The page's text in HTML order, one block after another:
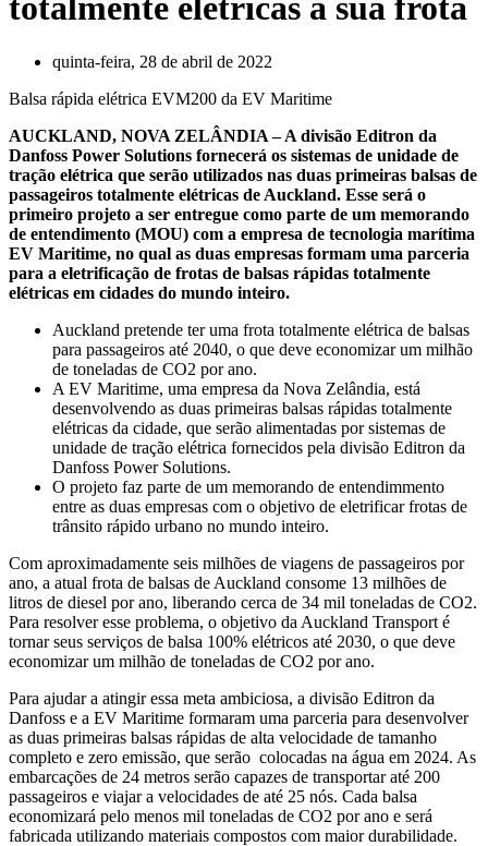
totalmente elétricas à sua frota
quinta-feira, 28 de abril de 2022
Balsa rápida elétrica EVM200 da EV Maritime
AUCKLAND, NOVA ZELÂNDIA – A divisão Editron da
Danfoss Power Solutions fornecerá os sistemas de unidade de
tração elétrica que serão utilizados nas duas primeiras balsas de
passageiros totalmente elétricas de Auckland. Esse será o
primeiro projeto a ser entregue como parte de um memorando
de entendimento (MOU) com a empresa de tecnologia marítima
EV Maritime, no qual as duas empresas formam uma parceria
para a eletrificação de frotas de balsas rápidas totalmente
elétricas em cidades do mundo inteiro.
Auckland pretende ter uma frota totalmente elétrica de balsas
para passageiros até 2040, o que deve economizar um milhão
de toneladas de CO2 por ano.
A EV Maritime, uma empresa da Nova Zelândia, está
desenvolvendo as duas primeiras balsas rápidas totalmente
elétricas da cidade, que serão alimentadas por sistemas de
unidade de tração elétrica fornecidos pela divisão Editron da
Danfoss Power Solutions.
O projeto faz parte de um memorando de entendimmento
entre as duas empresas com o objetivo de eletrificar frotas de
trânsito rápido urbano no mundo inteiro.
Com aproximadamente seis milhões de viagens de passageiros por
ano, a atual frota de balsas de Auckland consome 13 milhões de
litros de diesel por ano, liberando cerca de 34 mil toneladas de CO2.
Para resolver esse problema, o objetivo da Auckland Transport é
tornar seus serviços de balsa 100% elétricos até 2030, o que deve
economizar um milhão de toneladas de CO2 por ano.
Para ajudar a atingir essa meta ambiciosa, a divisão Editron da
Danfoss e a EV Maritime formaram uma parceria para desenvolver
as duas primeiras balsas rápidas de alta velocidade de tamanho
completo e zero emissão, que serão colocadas na água em 2024. As
embarcações de 24 metros serão capazes de transportar até 200
passageiros e viajar a velocidades de até 25 nós. Cada balsa
economizará pelo menos mil toneladas de CO2 por ano e será
fabricada utilizando materiais compostos com maior durabilidade.